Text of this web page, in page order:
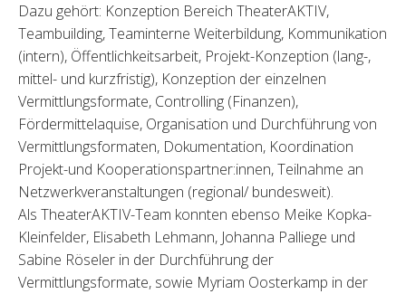
Dazu gehört: Konzeption Bereich TheaterAKTIV,
Teambuilding, Teaminterne Weiterbildung, Kommunikation
(intern), Öffentlichkeitsarbeit, Projekt-Konzeption (lang-,
mittel- und kurzfristig), Konzeption der einzelnen
Vermittlungsformate, Controlling (Finanzen),
Fördermittelaquise, Organisation und Durchführung von
Vermittlungsformaten, Dokumentation, Koordination
Projekt-und Kooperationspartner:innen, Teilnahme an
Netzwerkveranstaltungen (regional/ bundesweit).
Als TheaterAKTIV-Team konnten ebenso Meike Kopka-
Kleinfelder, Elisabeth Lehmann, Johanna Palliege und
Sabine Röseler in der Durchführung der
Vermittlungsformate, sowie Myriam Oosterkamp in der